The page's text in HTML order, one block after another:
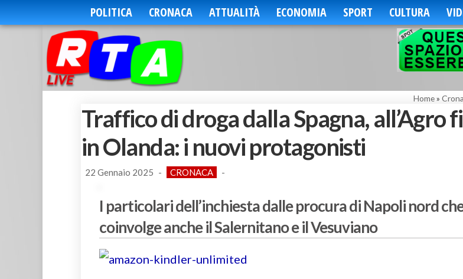
POLITICA CRONACA ATTUALITÀ ECONOMIA SPORT CULTURA
Home»
Traffico di droga dalla Spagna, all’Agro
in Olanda: i nuovi protagonisti
22 Gennaio 2025 - CRONACA -
I particolari dell’inchiesta dalle procura di Napoli nord
coinvolge anche il Salernitano e il Vesuviano